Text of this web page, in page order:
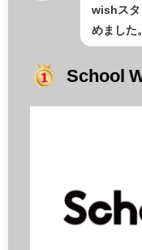
wishスタ
めました。
School